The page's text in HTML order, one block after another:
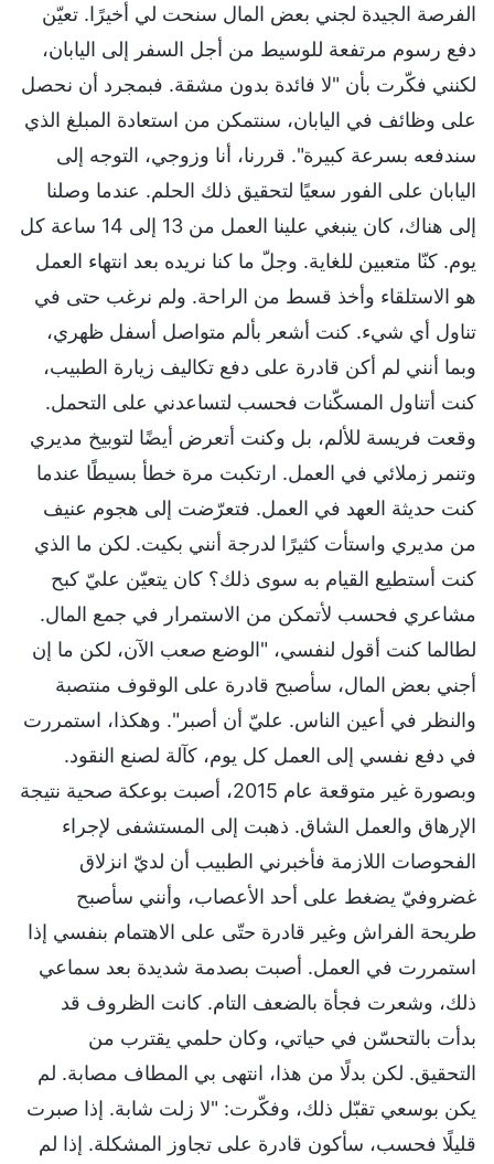
الفرصة الجيدة لجني بعض المال سنحت لي أخيرًا. تعيّن
دفع رسوم مرتفعة للوسيط من أجل السفر إلى اليابان،
لكنني فكّرت بأن "لا فائدة بدون مشقة. فبمجرد أن نحصل
على وظائف في اليابان، سنتمكن من استعادة المبلغ الذي
سندفعه بسرعة كبيرة". قررنا، أنا وزوجي، التوجه إلى
اليابان على الفور سعيًا لتحقيق ذلك الحلم. عندما وصلنا
إلى هناك، كان ينبغي علينا العمل من 13 إلى 14 ساعة كل
يوم. كنّا متعبين للغاية. وجلّ ما كنا نريده بعد انتهاء العمل
هو الاستلقاء وأخذ قسط من الراحة. ولم نرغب حتى في
تناول أي شيء. كنت أشعر بألم متواصل أسفل ظهري،
وبما أنني لم أكن قادرة على دفع تكاليف زيارة الطبيب،
كنت أتناول المسكّنات فحسب لتساعدني على التحمل.
وقعت فريسة للألم، بل وكنت أتعرض أيضًا لتوبيخ مديري
وتنمر زملائي في العمل. ارتكبت مرة خطأ بسيطًا عندما
كنت حديثة العهد في العمل. فتعرّضت إلى هجوم عنيف
من مديري واستأت كثيرًا لدرجة أنني بكيت. لكن ما الذي
كنت أستطيع القيام به سوى ذلك؟ كان يتعيّن عليّ كبح
مشاعري فحسب لأتمكن من الاستمرار في جمع المال.
لطالما كنت أقول لنفسي، "الوضع صعب الآن، لكن ما إن
أجني بعض المال، سأصبح قادرة على الوقوف منتصبة
والنظر في أعين الناس. عليّ أن أصبر". وهكذا، استمررت
في دفع نفسي إلى العمل كل يوم، كآلة لصنع النقود.
وبصورة غير متوقعة عام 2015، أصبت بوعكة صحية نتيجة
الإرهاق والعمل الشاق. ذهبت إلى المستشفى لإجراء
الفحوصات اللازمة فأخبرني الطبيب أن لديّ انزلاق
غضروفيّ يضغط على أحد الأعصاب، وأنني سأصبح
طريحة الفراش وغير قادرة حتّى على الاهتمام بنفسي إذا
استمررت في العمل. أصبت بصدمة شديدة بعد سماعي
ذلك، وشعرت فجأة بالضعف التام. كانت الظروف قد
بدأت بالتحسّن في حياتي، وكان حلمي يقترب من
التحقيق. لكن بدلًا من هذا، انتهى بي المطاف مصابة. لم
يكن بوسعي تقبّل ذلك، وفكّرت: "لا زلت شابة. إذا صبرت
قليلًا فحسب، سأكون قادرة على تجاوز المشكلة. إذا لم